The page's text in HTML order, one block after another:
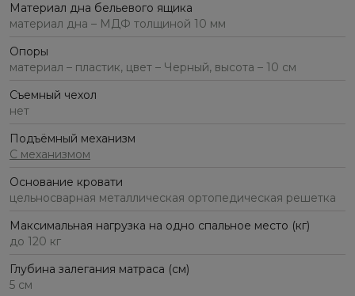
Материал дна бельевого ящика
материал дна – МДФ толщиной 10 мм
Опоры
материал – пластик, цвет – Черный, высота – 10 см
Съемный чехол
нет
Подъёмный механизм
С механизмом
Основание кровати
цельносварная металлическая ортопедическая решетка
Максимальная нагрузка на одно спальное место (кг)
до 120 кг
Глубина залегания матраса (см)
5 см